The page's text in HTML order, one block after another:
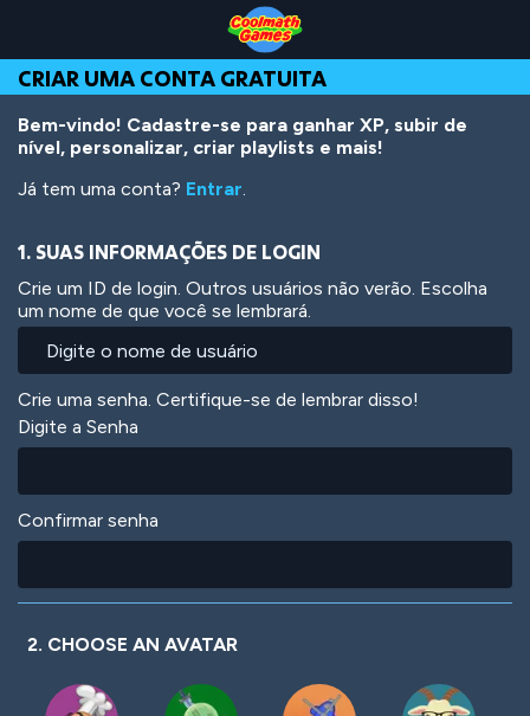
Top
of
Page
Navigation
Main
Content
Footer
o
conteúdo
principal
CRIAR UMA CONTA GRATUITA
Bem-vindo! Cadastre-se para ganhar XP, subir de
nível, personalizar, criar playlists e mais!
Já tem uma conta? Entrar.
1. SUAS INFORMAÇÕES DE LOGIN
Crie um ID de login. Outros usuários não verão. Escolha
um nome de que você se lembrará.
Crie uma senha. Certifique-se de lembrar disso!
Digite a Senha
Confirmar senha
2. CHOOSE AN AVATAR